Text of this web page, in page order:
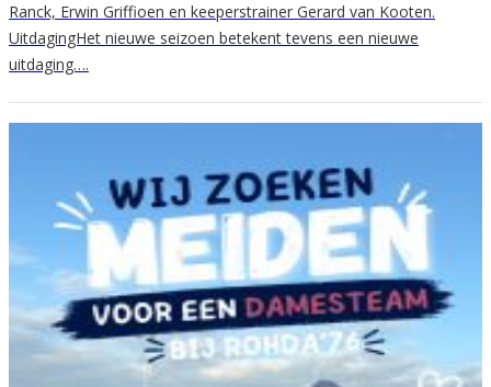
Ranck, Erwin Griffioen en keeperstrainer Gerard van Kooten.
UitdagingHet nieuwe seizoen betekent tevens een nieuwe
uitdaging….